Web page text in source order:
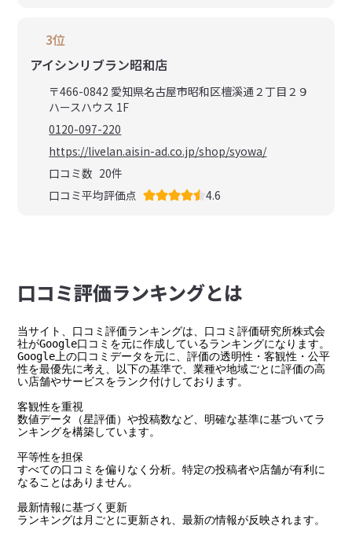
3位
アイシンリブラン昭和店
〒466-0842 愛知県名古屋市昭和区檀溪通２丁目２９
ハースハウス 1F
0120-097-220
https://livelan.aisin-ad.co.jp/shop/syowa/
口コミ数 20件
口コミ平均評価点
4.6
⼝コミ評価ランキングとは
当サイト、口コミ評価ランキングは、口コミ評価研究所株式会
社がGoogle口コミを元に作成しているランキングになります。
Google上の口コミデータを元に、評価の透明性・客観性・公平
性を最優先に考え、以下の基準で、業種や地域ごとに評価の高
い店舗やサービスをランク付けしております。
客観性を重視
数値データ（星評価）や投稿数など、明確な基準に基づいてラ
ンキングを構築しています。
平等性を担保
すべての口コミを偏りなく分析。特定の投稿者や店舗が有利に
なることはありません。
最新情報に基づく更新
ランキングは月ごとに更新され、最新の情報が反映されます。